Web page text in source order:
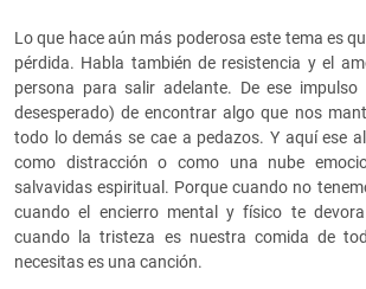
Lo que hace aún más poderosa este tema es
pérdida. Habla también de resistencia y el
persona para salir adelante. De ese
desesperado) de encontrar algo que nos
todo lo demás se cae a pedazos. Y aquí ese
como distracción o como una nube
salvavidas espiritual. Porque cuando no
cuando el encierro mental y físico te
cuando la tristeza es nuestra comida de
necesitas es una canción.